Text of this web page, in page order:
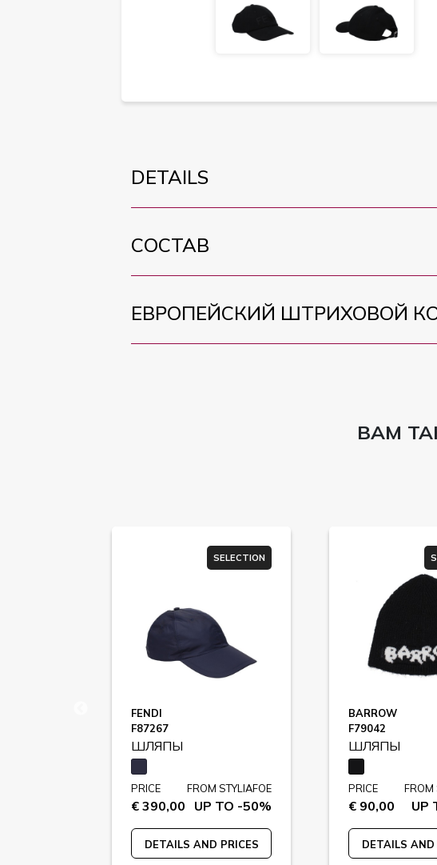
DETAILS
СОСТАВ
ЕВРОПЕЙСКИЙ ШТРИХОВОЙ
ВАМ
SELECTION
FENDI
F87267
ШЛЯПЫ
PRICE
€ 390,00
FROM STYLIAFOE
UP TO -50%
DETAILS AND PRICES
BARROW
F79042
ШЛЯПЫ
PRICE
€ 90,00
FROM
UP
DETAILS AND